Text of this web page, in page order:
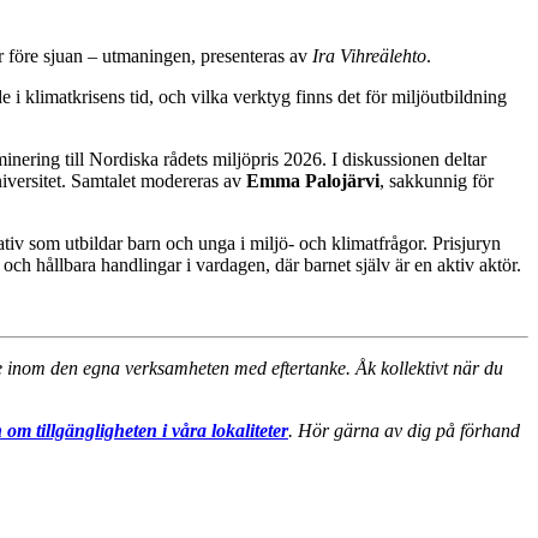
sjuan – utmaningen, presenteras av Ira Vihreälehto.
i klimatkrisens tid, och vilka verktyg finns det för miljöutbildning
till Nordiska rådets miljöpris 2026. I diskussionen deltar
Samtalet modereras av Emma Palojärvi, sakkunnig för
som utbildar barn och unga i miljö- och klimatfrågor. Prisjuryn
hållbara handlingar i vardagen, där barnet själv är en aktiv aktör.
den egna verksamheten med eftertanke. Åk kollektivt när du
tillgängligheten i våra lokaliteter. Hör gärna av dig på förhand